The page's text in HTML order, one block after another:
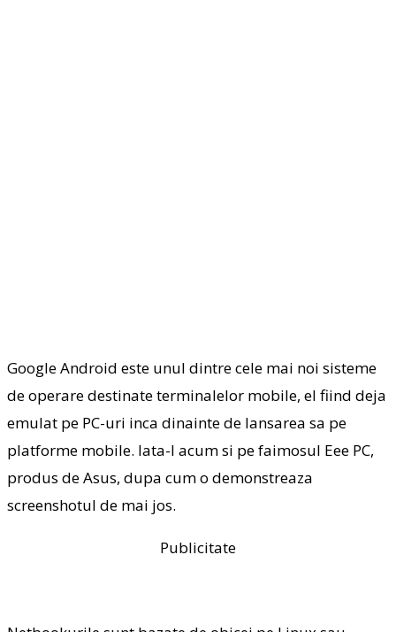
Google Android este unul dintre cele mai noi sisteme
de operare destinate terminalelor mobile, el fiind deja
emulat pe PC-uri inca dinainte de lansarea sa pe
platforme mobile. Iata-l acum si pe faimosul Eee PC,
produs de Asus, dupa cum o demonstreaza
screenshotul de mai jos.
Publicitate